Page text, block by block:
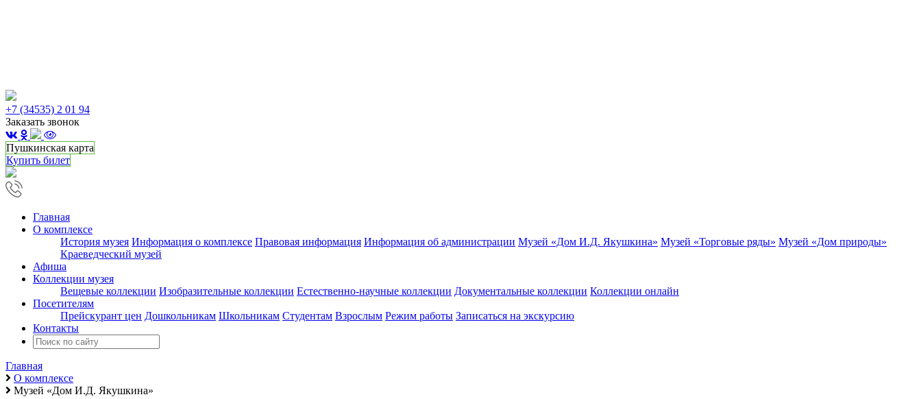
+7 (34535) 2 01 94
Заказать звонок
Пушкинская карта
Купить билет
Главная
О комплексе
История музея Информация о комплексе Правовая информация Информация об администрации Музей «Дом И.Д. Якушкина» Музей «Торговые ряды» Музей «Дом природы»
Краеведческий музей
Афиша
Коллекции музея
Вещевые коллекции Изобразительные коллекции Естественно-научные коллекции Документальные коллекции Коллекции онлайн
Посетителям
Прейскурант цен Дошкольникам Школьникам Студентам Взрослым Режим работы Записаться на экскурсию
Контакты
Главная
О комплексе
Музей «Дом И.Д. Якушкина»